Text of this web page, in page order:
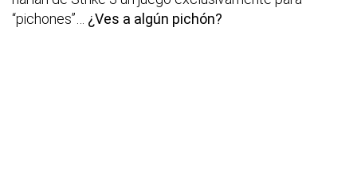
“pichones”… ¿Ves a algún pichón?